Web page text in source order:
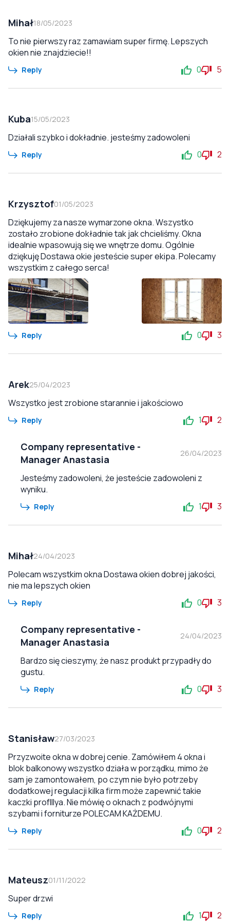
Mihał18/05/2023
To nie pierwszy raz zamawiam super firmę. Lepszych
okien nie znajdziecie!!
Reply 0 5
Kuba15/05/2023
Działali szybko i dokładnie. jesteśmy zadowoleni
Reply 0 2
Krzysztof01/05/2023
Dziękujemy za nasze wymarzone okna. Wszystko
zostało zrobione dokładnie tak jak chcieliśmy. Okna
idealnie wpasowują się we wnętrze domu. Ogólnie
dziękuję Dostawa okie jesteście super ekipa. Polecamy
wszystkim z całego serca!
Reply 0 3
Arek25/04/2023
Wszystko jest zrobione starannie i jakościowo
Reply 1 2
Company representative -
Manager Anastasia
26/04/2023
Jesteśmy zadowoleni, że jesteście zadowoleni z
wyniku.
Reply 1 3
Mihał24/04/2023
Polecam wszystkim okna Dostawa okien dobrej jakości,
nie ma lepszych okien
Reply 0 3
Company representative -
Manager Anastasia
24/04/2023
Bardzo się cieszymy, że nasz produkt przypadły do
gustu.
Reply 0 3
Stanisław27/03/2023
Przyzwoite okna w dobrej cenie. Zamówiłem 4 okna i
blok balkonowy wszystko działa w porządku, mimo że
sam je zamontowałem, po czym nie było potrzeby
dodatkowej regulacji kilka firm może zapewnić takie
kaczki profIllya. Nie mówię o oknach z podwójnymi
szybami i forniturze POLECAM KAŻDEMU.
Reply 0 2
Mateusz01/11/2022
Super drzwi
Reply 1 2